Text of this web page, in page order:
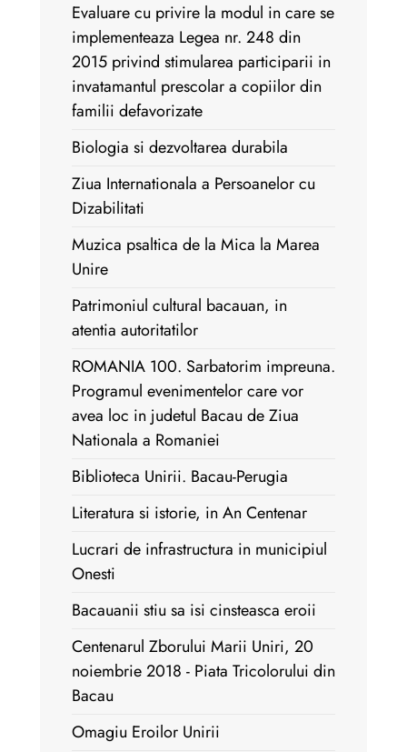
Evaluare cu privire la modul in care se
implementeaza Legea nr. 248 din
2015 privind stimularea participarii in
invatamantul prescolar a copiilor din
familii defavorizate
Biologia si dezvoltarea durabila
Ziua Internationala a Persoanelor cu
Dizabilitati
Muzica psaltica de la Mica la Marea
Unire
Patrimoniul cultural bacauan, in
atentia autoritatilor
ROMANIA 100. Sarbatorim impreuna.
Programul evenimentelor care vor
avea loc in judetul Bacau de Ziua
Nationala a Romaniei
Biblioteca Unirii. Bacau-Perugia
Literatura si istorie, in An Centenar
Lucrari de infrastructura in municipiul
Onesti
Bacauanii stiu sa isi cinsteasca eroii
Centenarul Zborului Marii Uniri, 20
noiembrie 2018 - Piata Tricolorului din
Bacau
Omagiu Eroilor Unirii